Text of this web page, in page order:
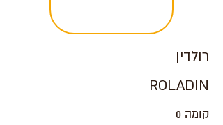
רולדין
ROLADIN
קומה 0